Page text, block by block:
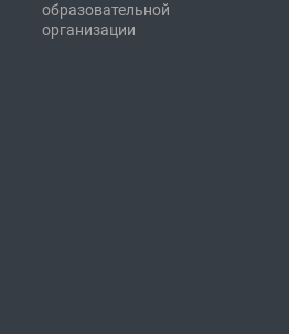
образовательной
организации